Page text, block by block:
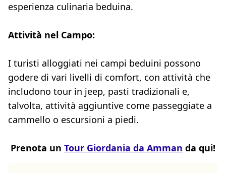
esperienza culinaria beduina.
Attività nel Campo:
I turisti alloggiati nei campi beduini possono
godere di vari livelli di comfort, con attività che
includono tour in jeep, pasti tradizionali e,
talvolta, attività aggiuntive come passeggiate a
cammello o escursioni a piedi.
Prenota un Tour Giordania da Amman da qui!